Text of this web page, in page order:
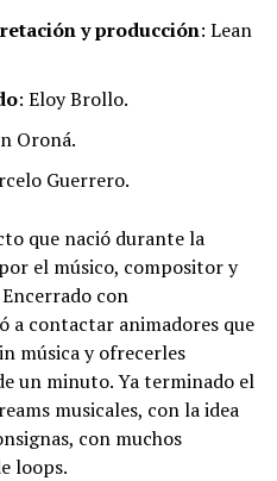
y producción: Lean
: Eloy Brollo.
Oroná.
Guerrero.
que nació durante la
el músico, compositor y
con
a contactar animadores que
música y ofrecerles
un minuto. Ya terminado el
musicales, con la idea
con muchos
loops.